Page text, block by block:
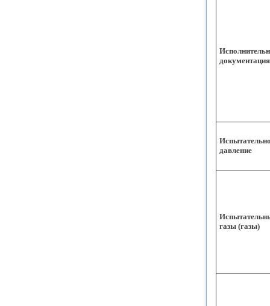
документация
давление
газы (газы)